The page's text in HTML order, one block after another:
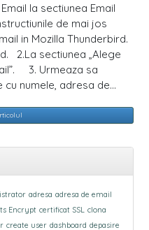
la sectiunea Email
de mai jos
in Mozilla Thunderbird.
2.La sectiunea „Alege
3. Urmeaza sa
numele, adresa de…
adresa adresa de email
Encrypt certificat SSL clona
create user dashboard depasire